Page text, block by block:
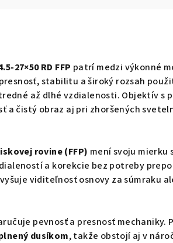
27×50 RD FFP patrí medzi výkonné
stabilitu a široký rozsah
až dlhé vzdialenosti. Objektív s
a čistý obraz aj pri zhoršených
rovine (FFP) mení svoju mierku
a korekcie bez potreby
viditeľnosť osnovy za súmraku
pevnosť a presnosť mechaniky.
dusíkom, takže obstojí aj v